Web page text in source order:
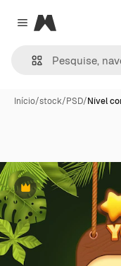
Close menu
Magnific
Início/stock/PSD/Nível
Premium